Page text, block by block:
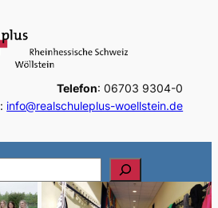
Telefon: 06703 9304-0
: info@realschuleplus-woellstein.de